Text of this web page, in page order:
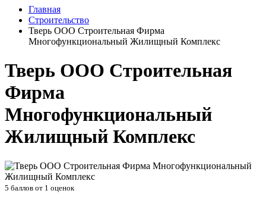
Главная
Строительство
Тверь ООО Строительная Фирма
Многофункциональный Жилищный Комплекс
Тверь ООО Строительная
Фирма
Многофункциональный
Жилищный Комплекс
5 баллов от 1 оценок